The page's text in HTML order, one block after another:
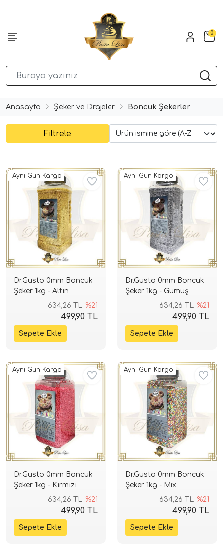
0
Anasayfa Şeker ve Drajeler Boncuk Şekerler
Filtrele
Dr.Gusto 0mm Boncuk
Şeker 1kg - Altın
634,26 TL %21
499,90 TL
Aynı Gün Kargo
Dr.Gusto 0mm Boncuk
Şeker 1kg - Gümüş
634,26 TL %21
499,90 TL
Aynı Gün Kargo
Dr.Gusto 0mm Boncuk
Şeker 1kg - Kırmızı
634,26 TL %21
499,90 TL
Aynı Gün Kargo
Dr.Gusto 0mm Boncuk
Şeker 1kg - Mix
634,26 TL %21
499,90 TL
Aynı Gün Kargo